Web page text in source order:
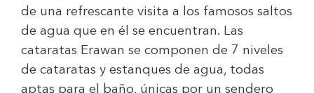
de una refrescante visita a los famosos saltos
de agua que en él se encuentran. Las
cataratas Erawan se componen de 7 niveles
de cataratas y estanques de agua, todas
aptas para el baño, únicas por un sendero